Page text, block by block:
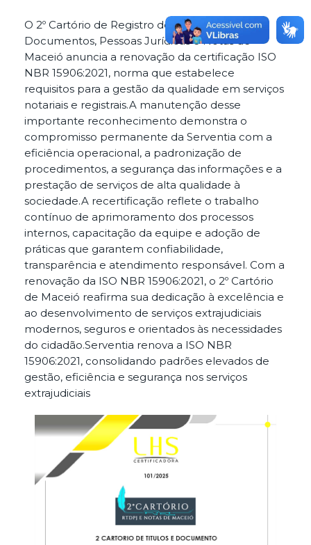
O 2º Cartório de Registro de Títulos e
Documentos, Pessoas Jurídicas e Notas de
Maceió anuncia a renovação da certificação ISO
NBR 15906:2021, norma que estabelece
requisitos para a gestão da qualidade em serviços
notariais e registrais.A manutenção desse
importante reconhecimento demonstra o
compromisso permanente da Serventia com a
eficiência operacional, a padronização de
procedimentos, a segurança das informações e a
prestação de serviços de alta qualidade à
sociedade.A recertificação reflete o trabalho
contínuo de aprimoramento dos processos
internos, capacitação da equipe e adoção de
práticas que garantem confiabilidade,
transparência e atendimento responsável. Com a
renovação da ISO NBR 15906:2021, o 2º Cartório
de Maceió reafirma sua dedicação à excelência e
ao desenvolvimento de serviços extrajudiciais
modernos, seguros e orientados às necessidades
do cidadão.Serventia renova a ISO NBR
15906:2021, consolidando padrões elevados de
gestão, eficiência e segurança nos serviços
extrajudiciais